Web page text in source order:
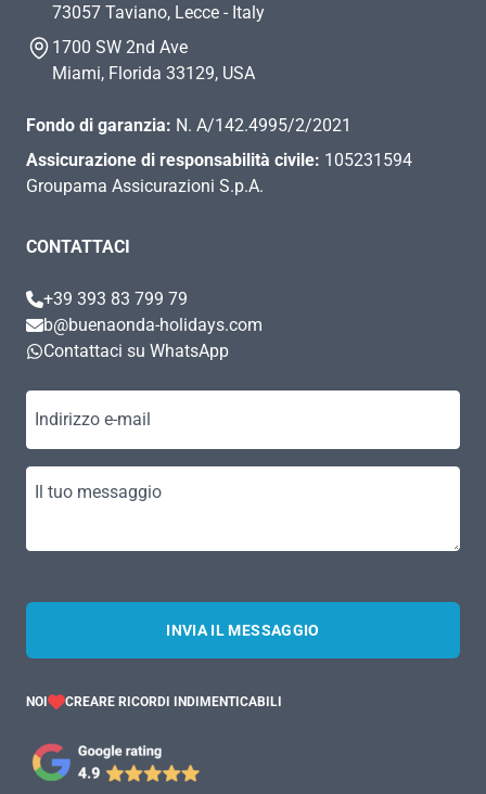
73057 Taviano, Lecce - Italy
1700 SW 2nd Ave
Miami, Florida 33129, USA
Fondo di garanzia: N. A/142.4995/2/2021
Assicurazione di responsabilità civile: 105231594
Groupama Assicurazioni S.p.A.
CONTATTACI
+39 393 83 799 79
b@buenaonda-holidays.com
Contattaci su WhatsApp
Indirizzo e-mail
Il tuo messaggio
INVIA IL MESSAGGIO
NOI CREARE RICORDI INDIMENTICABILI